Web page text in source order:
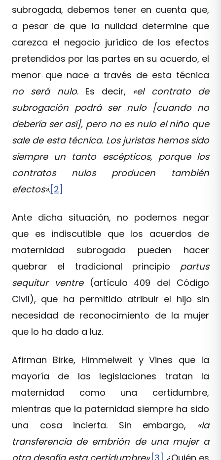
subrogada, debemos tener en cuenta que,
a pesar de que la nulidad determine que
carezca el negocio jurídico de los efectos
pretendidos por las partes en su acuerdo, el
menor que nace a través de esta técnica
no será nulo. Es decir, «el contrato de
subrogación podrá ser nulo [cuando no
debería ser así], pero no es nulo el niño que
sale de esta técnica. Los juristas hemos sido
siempre un tanto escépticos, porque los
contratos nulos producen también
efectos».[2]
Ante dicha situación, no podemos negar
que es indiscutible que los acuerdos de
maternidad subrogada pueden hacer
quebrar el tradicional principio partus
sequitur ventre (artículo 409 del Código
Civil), que ha permitido atribuir el hijo sin
necesidad de reconocimiento de la mujer
que lo ha dado a luz.
Afirman Birke, Himmelweit y Vines que la
mayoría de las legislaciones tratan la
maternidad como una certidumbre,
mientras que la paternidad siempre ha sido
una cosa incierta. Sin embargo, «la
transferencia de embrión de una mujer a